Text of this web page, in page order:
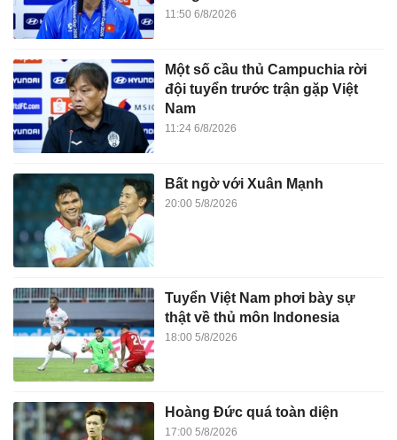
11:50 6/8/2026
Một số cầu thủ Campuchia rời
đội tuyển trước trận gặp Việt
Nam
11:24 6/8/2026
Bất ngờ với Xuân Mạnh
20:00 5/8/2026
Tuyển Việt Nam phơi bày sự
thật về thủ môn Indonesia
18:00 5/8/2026
Hoàng Đức quá toàn diện
17:00 5/8/2026